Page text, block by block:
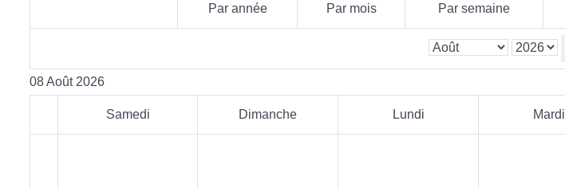
Par année Par mois Par semaine
08 Août 2026
Samedi Dimanche Lundi Mardi